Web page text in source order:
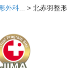
外科... > 北赤羽整形